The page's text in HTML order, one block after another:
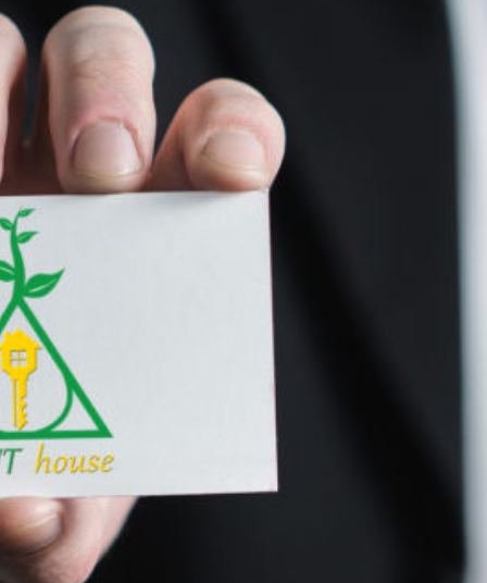
Золочеві працює на
ринку з 2017 року.
Ми пропонуємо широкий
спектр послуг: купівля,
продаж, оренда
нерухомості, а також
будівництво об’єктів під
замовлення. Наша команда
забезпечує професійний
супровід на всіх етапах
угоди, гарантуючи
прозорість та вигідні умови